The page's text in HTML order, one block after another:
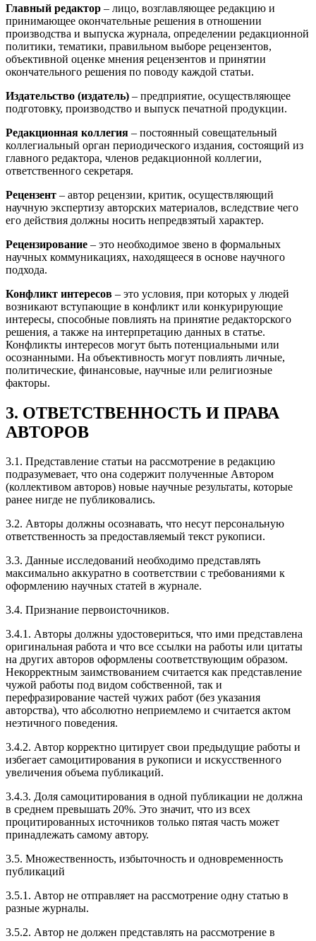
Главный редактор – лицо, возглавляющее редакцию и
принимающее окончательные решения в отношении
производства и выпуска журнала, определении редакционной
политики, тематики, правильном выборе рецензентов,
объективной оценке мнения рецензентов и принятии
окончательного решения по поводу каждой статьи.
Издательство (издатель) – предприятие, осуществляющее
подготовку, производство и выпуск печатной продукции.
Редакционная коллегия – постоянный совещательный
коллегиальный орган периодического издания, состоящий из
главного редактора, членов редакционной коллегии,
ответственного секретаря.
Рецензент – автор рецензии, критик, осуществляющий
научную экспертизу авторских материалов, вследствие чего
его действия должны носить непредвзятый характер.
Рецензирование – это необходимое звено в формальных
научных коммуникациях, находящееся в основе научного
подхода.
Конфликт интересов – это условия, при которых у людей
возникают вступающие в конфликт или конкурирующие
интересы, способные повлиять на принятие редакторского
решения, а также на интерпретацию данных в статье.
Конфликты интересов могут быть потенциальными или
осознанными. На объективность могут повлиять личные,
политические, финансовые, научные или религиозные
факторы.
3. ОТВЕТСТВЕННОСТЬ И ПРАВА
АВТОРОВ
3.1. Представление статьи на рассмотрение в редакцию
подразумевает, что она содержит полученные Автором
(коллективом авторов) новые научные результаты, которые
ранее нигде не публиковались.
3.2. Авторы должны осознавать, что несут персональную
ответственность за предоставляемый текст рукописи.
3.3. Данные исследований необходимо представлять
максимально аккуратно в соответствии с требованиями к
оформлению научных статей в журнале.
3.4. Признание первоисточников.
3.4.1. Авторы должны удостовериться, что ими представлена
оригинальная работа и что все ссылки на работы или цитаты
на других авторов оформлены соответствующим образом.
Некорректным заимствованием считается как представление
чужой работы под видом собственной, так и
перефразирование частей чужих работ (без указания
авторства), что абсолютно неприемлемо и считается актом
неэтичного поведения.
3.4.2. Автор корректно цитирует свои предыдущие работы и
избегает самоцитирования в рукописи и искусственного
увеличения объема публикаций.
3.4.3. Доля самоцитирования в одной публикации не должна
в среднем превышать 20%. Это значит, что из всех
процитированных источников только пятая часть может
принадлежать самому автору.
3.5. Множественность, избыточность и одновременность
публикаций
3.5.1. Автор не отправляет на рассмотрение одну статью в
разные журналы.
3.5.2. Автор не должен представлять на рассмотрение в